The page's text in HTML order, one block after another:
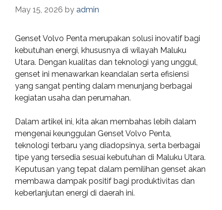
May 15, 2026 by admin
Genset Volvo Penta merupakan solusi inovatif bagi
kebutuhan energi, khususnya di wilayah Maluku
Utara. Dengan kualitas dan teknologi yang unggul,
genset ini menawarkan keandalan serta efisiensi
yang sangat penting dalam menunjang berbagai
kegiatan usaha dan perumahan.
Dalam artikel ini, kita akan membahas lebih dalam
mengenai keunggulan Genset Volvo Penta,
teknologi terbaru yang diadopsinya, serta berbagai
tipe yang tersedia sesuai kebutuhan di Maluku Utara.
Keputusan yang tepat dalam pemilihan genset akan
membawa dampak positif bagi produktivitas dan
keberlanjutan energi di daerah ini.